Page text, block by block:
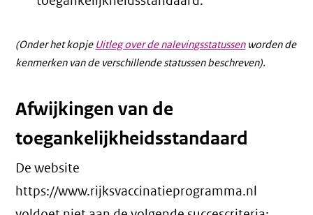
(Onder het kopje Uitleg over de nalevingsstatussenworden de
kenmerken van de verschillende statussen beschreven).
Afwijkingen van de
toegankelijkheidsstandaard
De website
https://www.rijksvaccinatieprogramma.nl